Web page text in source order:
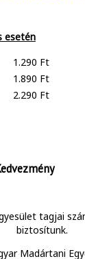
esetén
1.290 Ft
1.890 Ft
2.290 Ft
tagjai
biztosítunk.